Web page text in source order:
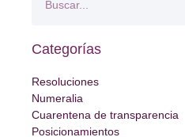
Categorías
Resoluciones
Numeralia
Cuarentena de transparencia
Posicionamientos